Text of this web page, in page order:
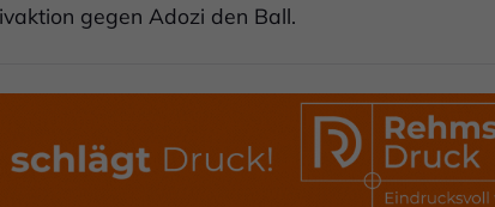
gegen Adozi den Ball.